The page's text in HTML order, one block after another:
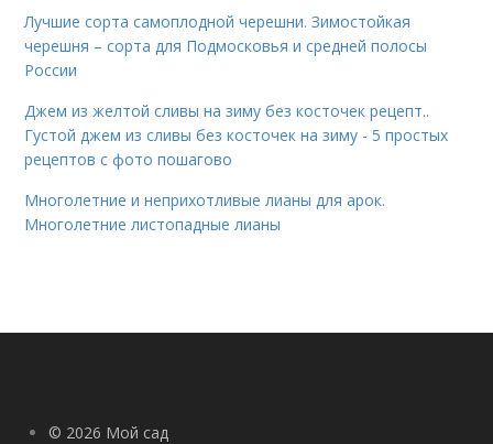
Лучшие сорта самоплодной черешни. Зимостойкая
черешня – сорта для Подмосковья и средней полосы
России
Джем из желтой сливы на зиму без косточек рецепт..
Густой джем из сливы без косточек на зиму - 5 простых
рецептов с фото пошагово
Многолетние и неприхотливые лианы для арок.
Многолетние листопадные лианы
© 2026 Мой сад